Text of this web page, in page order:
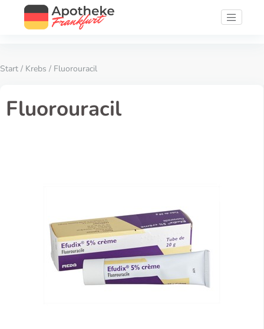
Start / Krebs / Fluorouracil
Fluorouracil